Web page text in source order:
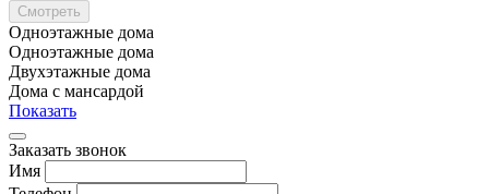
Смотреть
Одноэтажные дома
Одноэтажные дома
Двухэтажные дома
Дома с мансардой
Показать
Заказать звонок
Имя